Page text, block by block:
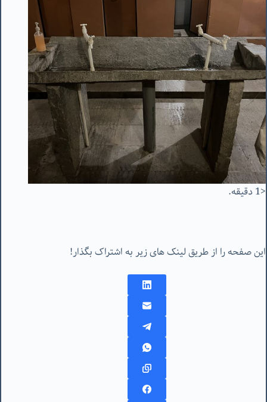
<1 دقیقه.
این صفحه را از طریق لینک های زیر به اشتراک بگذار!